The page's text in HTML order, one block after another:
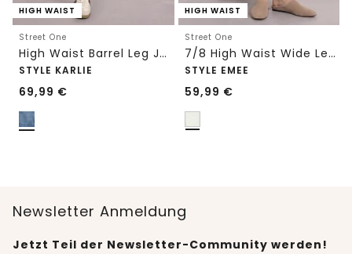
HIGH WAIST
Street One
High Waist Barrel Leg Jeans im Loose Fit
STYLE KARLIE
69,99 €
HIGH WAIST
Street One
7/8 High Waist Wide Leg Jeans im Loose Fit
STYLE EMEE
59,99 €
Newsletter Anmeldung
Jetzt Teil der Newsletter-Community werden!